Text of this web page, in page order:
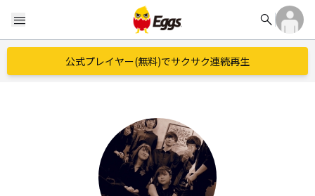
menu search
公式プレイヤー(無料)でサクサク連続再生